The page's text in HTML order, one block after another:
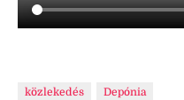
közlekedés Depónia